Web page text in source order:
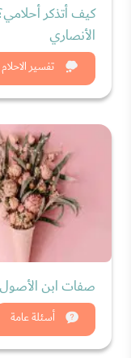
تفسير الاحلام
كيف أتذكر
الأنصاري
شاهد الان
أسئلة عامة
صفات ابن
شاهد